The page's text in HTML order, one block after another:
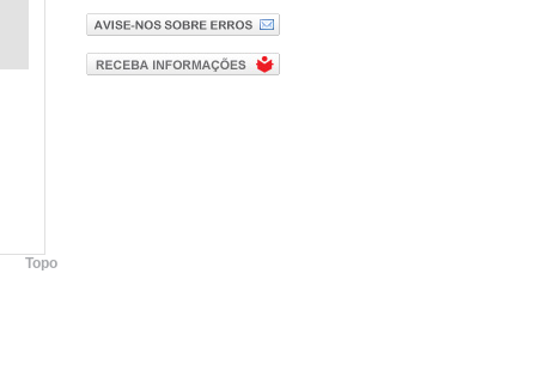
Topo